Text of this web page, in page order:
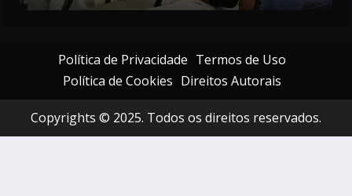
Política de Privacidade Termos de Uso
Política de Cookies Direitos Autorais
Copyrights © 2025. Todos os direitos reservados.